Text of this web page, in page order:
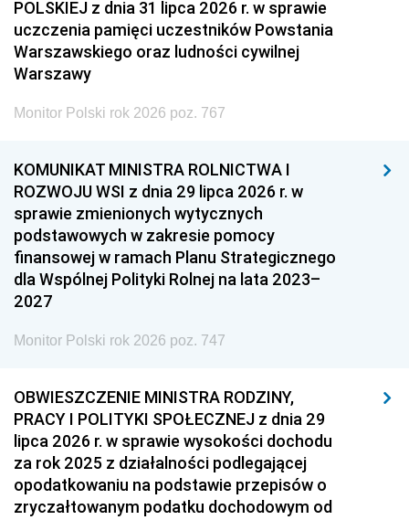
POLSKIEJ z dnia 31 lipca 2026 r. w sprawie
uczczenia pamięci uczestników Powstania
Warszawskiego oraz ludności cywilnej
Warszawy
Monitor Polski rok 2026 poz. 767
KOMUNIKAT MINISTRA ROLNICTWA I
ROZWOJU WSI z dnia 29 lipca 2026 r. w
sprawie zmienionych wytycznych
podstawowych w zakresie pomocy
finansowej w ramach Planu Strategicznego
dla Wspólnej Polityki Rolnej na lata 2023–
2027
Monitor Polski rok 2026 poz. 747
OBWIESZCZENIE MINISTRA RODZINY,
PRACY I POLITYKI SPOŁECZNEJ z dnia 29
lipca 2026 r. w sprawie wysokości dochodu
za rok 2025 z działalności podlegającej
opodatkowaniu na podstawie przepisów o
zryczałtowanym podatku dochodowym od